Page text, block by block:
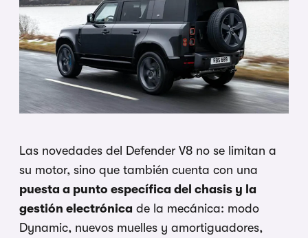
Las novedades del Defender V8 no se limitan a
su motor, sino que también cuenta con una
puesta a punto específica del chasis y la
gestión electrónica de la mecánica: modo
Dynamic, nuevos muelles y amortiguadores,